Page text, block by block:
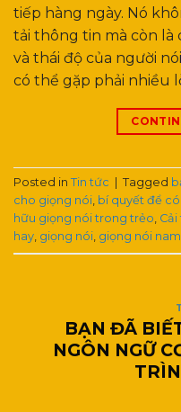
tiếp hàng ngày. Nó
tải thông tin mà còn là
và thái độ của người
có thể gặp phải nhiều
Posted in Tin tức Tagged
cho giọng nói bí quyết để
hữu giọng nói trong trẻo
hay giọng nói giọng nói
BẠN ĐÃ
NGÔN NGỮ